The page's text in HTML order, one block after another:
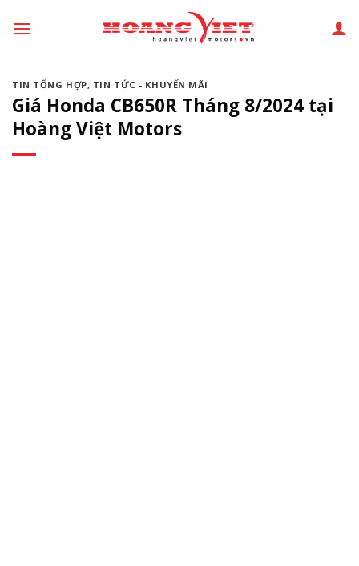
đến
dungTIN TỔNG HỢP, TIN TỨC - KHUYẾN MÃI
Giá Honda CB650R Tháng 8/2024 tại
Hoàng Việt Motors